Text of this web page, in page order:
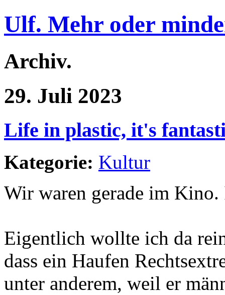
Ulf. Mehr oder
Archiv.
29. Juli 2023
Life in plastic, it's
Kategorie: Kultur
Wir waren gerade im
Eigentlich wollte ich da
dass ein Haufen
unter anderem, weil er